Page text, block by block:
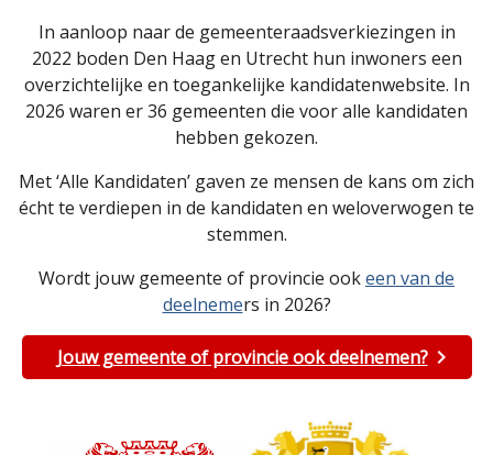
In aanloop naar de gemeenteraadsverkiezingen in
2022 boden Den Haag en Utrecht hun inwoners een
overzichtelijke en toegankelijke kandidatenwebsite. In
2026 waren er 36 gemeenten die voor alle kandidaten
hebben gekozen.
Met ‘Alle Kandidaten’ gaven ze mensen de kans om zich
écht te verdiepen in de kandidaten en weloverwogen te
stemmen.
Wordt jouw gemeente of provincie ookeen van de
deelnemers in 2026?
Jouw gemeente of provincie ook deelnemen?